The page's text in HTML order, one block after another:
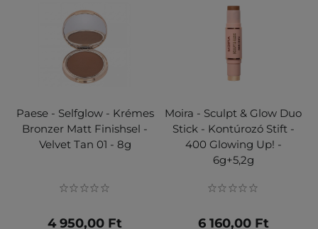
Paese - Selfglow - Krémes
Bronzer Matt Finishsel -
Velvet Tan 01 - 8g
4 950,00 Ft
Moira - Sculpt & Glow Duo
Stick - Kontúrozó Stift -
400 Glowing Up! -
6g+5,2g
6 160,00 Ft